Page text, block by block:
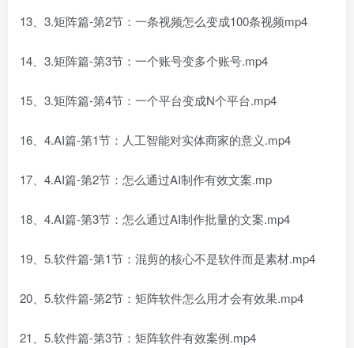
13、3.矩阵篇-第2节：一条视频怎么变成100条视频mp4
14、3.矩阵篇-第3节：一个账号变多个账号.mp4
15、3.矩阵篇-第4节：一个平台变成N个平台.mp4
16、4.AI篇-第1节：人工智能对实体商家的意义.mp4
17、4.AI篇-第2节：怎么通过AI制作有效文案.mp
18、4.AI篇-第3节：怎么通过AI制作批量的文案.mp4
19、5.软件篇-第1节：混剪的核心不是软件而是素材.mp4
20、5.软件篇-第2节：矩阵软件怎么用才会有效果.mp4
21、5.软件篇-第3节：矩阵软件有效案例.mp4